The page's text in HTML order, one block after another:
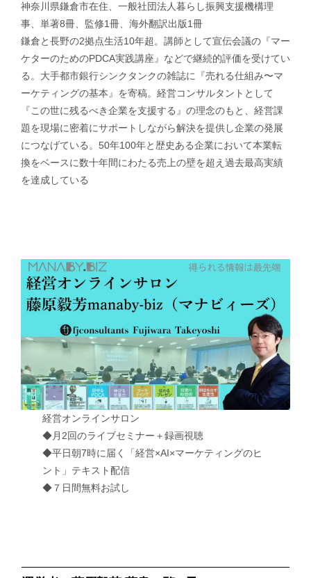
神奈川県鎌倉市在住、一般社団法人暮らし振興支援機構理
事、単著8冊、監修1冊、海外翻訳出版1冊
鎌倉と長野の2拠点生活10年超。講師として宣伝会議の『マー
ケターのためのPDCA実践講座』などで継続的評価を受けてい
る。大手都市銀行シンクタンクの雑誌に『売れる仕組み〜マ
ーケティングの基本』を寄稿。経営コンサルタントとして
『この世に残るべき企業を支援する』の理念のもと、経営課
題を現場に密着にサポートしながら解決を提供し企業の発展
につなげている。50年100年と歴史ある企業において本業転
換をベースに数十年間にわたる売上の壁を超え過去最高実績
を達成している
経営オンラインサロン
◆月2回のライブセミナー＋録画視聴
◆平日朝7時に届く「経営×AI×マーケティングのヒ
ント」テキスト配信
◆７日間無料お試し